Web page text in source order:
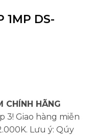
1MP DS-
CHÍNH HÃNG
3! Giao hàng miễn
Lưu ý: Qúy